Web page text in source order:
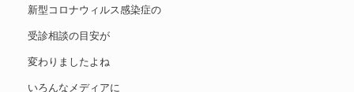
新型コロナウィルス感染症の
受診相談の目安が
変わりましたよね
いろんなメディアに